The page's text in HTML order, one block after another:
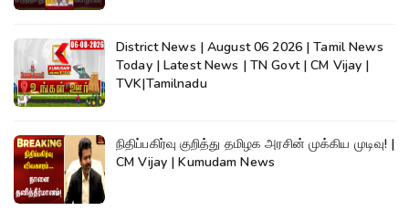
District News | August 06 2026 | Tamil News
Today | Latest News | TN Govt | CM Vijay |
TVK|Tamilnadu
நிதிப்பகிர்வு குறித்து தமிழக அரசின் முக்கிய முடிவு! |
CM Vijay | Kumudam News